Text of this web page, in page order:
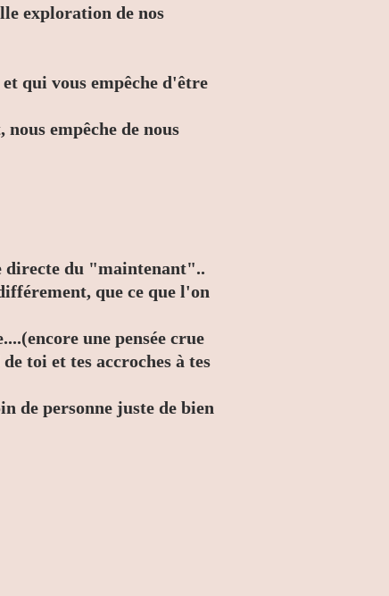
exploration de nos
qui vous empêche d'être
empêche de nous
directe du "maintenant"..
que ce que l'on
une pensée crue
toi et tes accroches à tes
de personne juste de bien